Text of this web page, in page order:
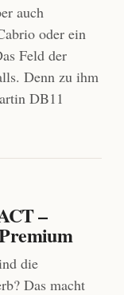
auch
oder ein
Feld der
Denn zu ihm
DB11
–
die
Das macht